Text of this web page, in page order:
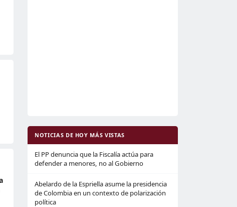
NOTICIAS DE HOY MÁS VISTAS
El PP denuncia que la Fiscalía actúa para
defender a menores, no al Gobierno
Abelardo de la Espriella asume la presidencia
de Colombia en un contexto de polarización
política